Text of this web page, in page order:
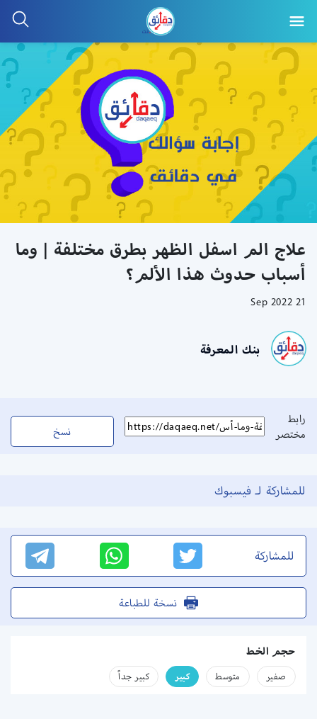
علاج الم اسفل الظهر بطرق مختلفة | وما
أسباب حدوث هذا الألم؟
21 Sep 2022
بنك المعرفة
رابط
مختصر
نسخ
للمشاركة لـ فيسبوك
للمشاركة
نسخة للطباعة
حجم الخط
صفير متوسط كبير كبير جداً